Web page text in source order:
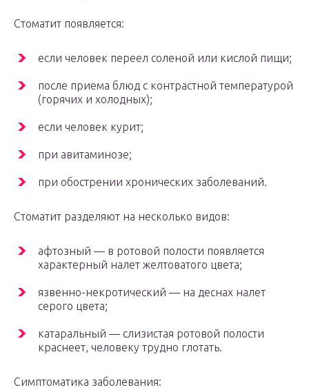
Стоматит появляется:
если человек переел соленой или кислой пищи;
после приема блюд с контрастной температурой
(горячих и холодных);
если человек курит;
при авитаминозе;
при обострении хронических заболеваний.
Стоматит разделяют на несколько видов:
афтозный — в ротовой полости появляется
характерный налет желтоватого цвета;
язвенно-некротический — на деснах налет
серого цвета;
катаральный — слизистая ротовой полости
краснеет, человеку трудно глотать.
Симптоматика заболевания: